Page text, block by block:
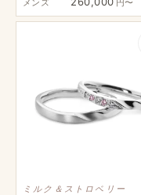
メンズ
円〜
ミルク＆ストロベリー